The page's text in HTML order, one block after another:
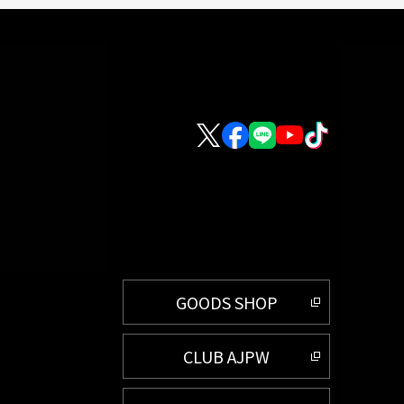
GOODS SHOP
CLUB AJPW